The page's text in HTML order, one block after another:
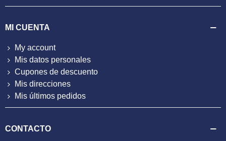
MI CUENTA
My account
Mis datos personales
Cupones de descuento
Mis direcciones
Mis últimos pedidos
CONTACTO